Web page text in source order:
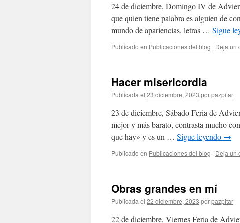
24 de diciembre, Domingo IV de
que quien tiene palabra es alguien de
mundo de apariencias, letras … Sigue
Publicado en Publicaciones del blog | Deja un
Hacer misericordia
Publicada el 23 diciembre, 2023 porpazpitar
23 de diciembre, Sábado Feria de
mejor y más barato, contrasta mucho
que hay» y es un … Sigue leyendo →
Publicado en Publicaciones del blog | Deja un
Obras grandes en mí
Publicada el 22 diciembre, 2023 porpazpitar
22 de diciembre, Viernes Feria de